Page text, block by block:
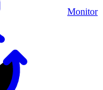
Monitor